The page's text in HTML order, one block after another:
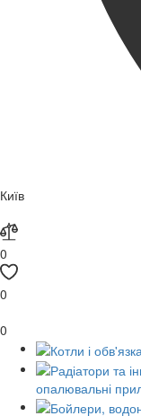
Київ
0
0
0
опалювальні